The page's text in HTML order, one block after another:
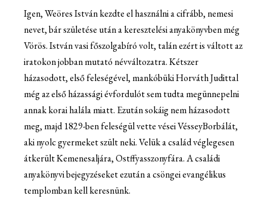
Igen, Weöres István kezdte el használni a cifrább, nemesi
nevet, bár születése után a keresztelési anyakönyvben még
Vörös. István vasi főszolgabíró volt, talán ezért is váltott az
iratokon jobban mutató névváltozatra. Kétszer
házasodott, első feleségével, mankóbüki Horváth Judittal
még az első házassági évfordulót sem tudta megünnepelni
annak korai halála miatt. Ezután sokáig nem házasodott
meg, majd 1829-ben feleségül vette vései VésseyBorbálát,
aki nyolc gyermeket szült neki. Velük a család véglegesen
átkerült Kemenesaljára, Ostffyasszonyfára. A családi
anyakönyvi bejegyzéseket ezután a csöngei evangélikus
templomban kell keresnünk.